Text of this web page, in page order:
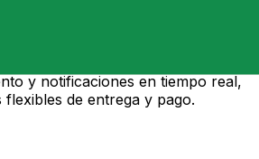
y notificaciones en tiempo real,
flexibles de entrega y pago.